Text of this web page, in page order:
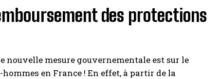
des protections
nouvelle mesure gouvernementale est sur le
en France ! En effet, à partir de la